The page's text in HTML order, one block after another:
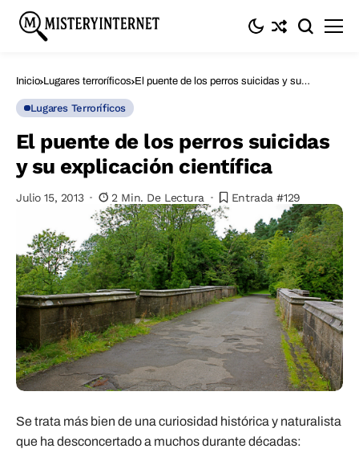
Inicio Lugares terroríficos El puente de los perros suicidas y su
Lugares Terroríficos
El puente de los perros suicidas
y su explicación científica
Julio 15, 2013 2 Min. De Lectura Entrada #129
Se trata más bien de una curiosidad histórica y naturalista
que ha desconcertado a muchos durante décadas: